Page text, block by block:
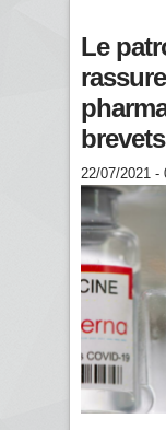
Le
brevets
22/07/2021 -